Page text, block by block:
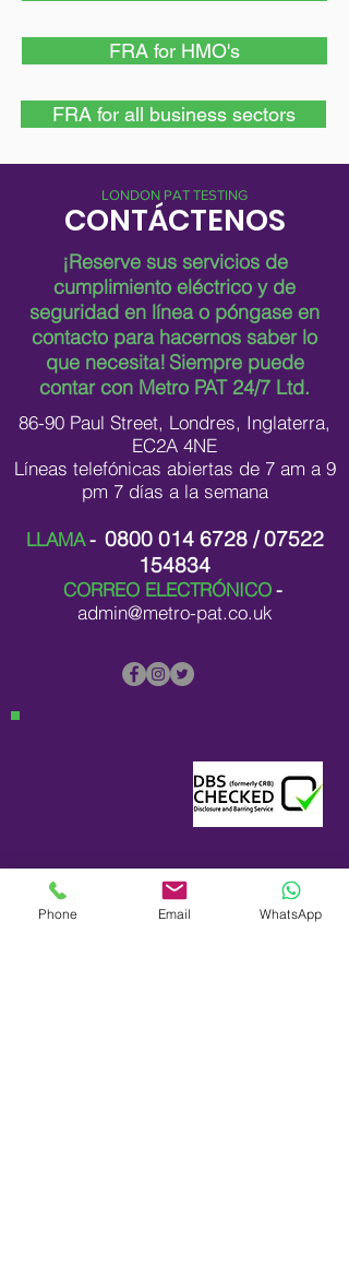
FRA for HMO's
FRA for all business sectors
LONDON PAT TESTING
CONTÁCTENOS
¡Reserve sus servicios de
cumplimiento eléctrico y de
seguridad en línea o póngase en
contacto para hacernos saber lo
que necesita! Siempre puede
contar con Metro PAT 24/7 Ltd.
86-90 Paul Street, Londres, Inglaterra,
EC2A 4NE
Líneas telefónicas abiertas de 7 am a 9
pm 7 días a la semana
LLAMA - 0800 014 6728/07522
154834
CORREO ELECTRÓNICO -
admin@metro-pat.co.uk
Phone Email WhatsApp